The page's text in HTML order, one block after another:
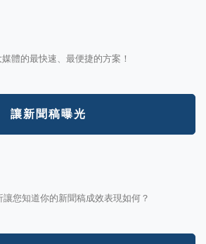
體的最快速、最便捷的方案！
讓新聞稿曝光
您知道你的新聞稿成效表現如何？